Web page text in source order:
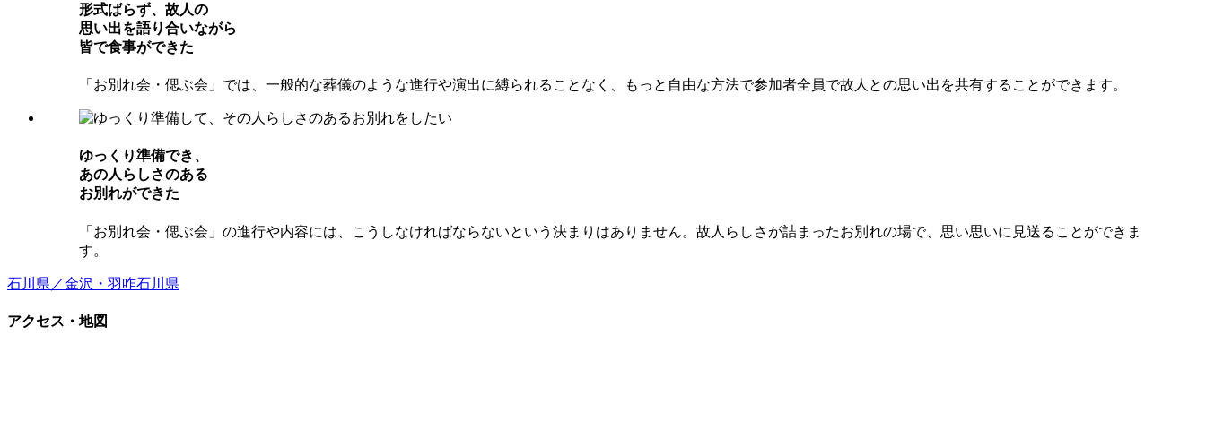
形式ばらず、故⼈の
思い出を語り合いながら
皆で⾷事ができた
「お別れ会・偲ぶ会」では、一般的な葬儀のような進行や演出に縛られることなく、もっと自由な方法で参加者全員で故人との思い出を共有することができます。
ゆっくり準備でき、
あの⼈らしさのある
お別れができた
「お別れ会・偲ぶ会」の進行や内容には、こうしなければならないという決まりはありません。故人らしさが詰まったお別れの場で、思い思いに見送ることができま
す。
石川県／金沢・羽咋石川県
アクセス・地図